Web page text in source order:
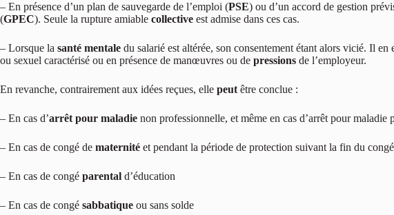
– En présence d’un plan de sauvegarde de l’emploi (PSE) ou d’un accord de gestion
(GPEC). Seule la rupture amiable collective est admise dans ces cas.
– Lorsque la santé mentale du salarié est altérée, son consentement étant alors vicié. Il en
ou sexuel caractérisé ou en présence de manœuvres ou de pressions de l’employeur.
En revanche, contrairement aux idées reçues, elle peut être conclue :
– En cas d’arrêt pour maladie non professionnelle, et même en cas d’arrêt pour
– En cas de congé de maternité et pendant la période de protection suivant la fin du congé
– En cas de congé parental d’éducation
– En cas de congé sabbatique ou sans solde